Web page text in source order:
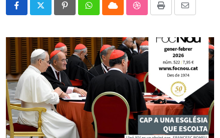
PinterestWhatsappCloud StumbleUpon
Print
Share
Email